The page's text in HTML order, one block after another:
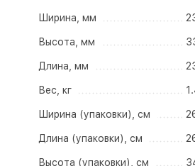
Ширина, мм
Высота, мм
Длина, мм
Вес, кг
Ширина (упаковки), см
Длина (упаковки), см
Высота (упаковки), см